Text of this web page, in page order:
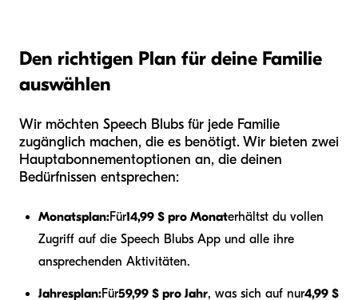
Den richtigen Plan für deine Familie
auswählen
Wir möchten Speech Blubs für jede Familie
zugänglich machen, die es benötigt. Wir bieten zwei
Hauptabonnementoptionen an, die deinen
Bedürfnissen entsprechen:
Monatsplan:Für14,99 $ pro Monaterhältst du vollen
Zugriff auf die Speech Blubs App und alle ihre
ansprechenden Aktivitäten.
Jahresplan:Für59,99 $ pro Jahr, was sich auf nur4,99 $